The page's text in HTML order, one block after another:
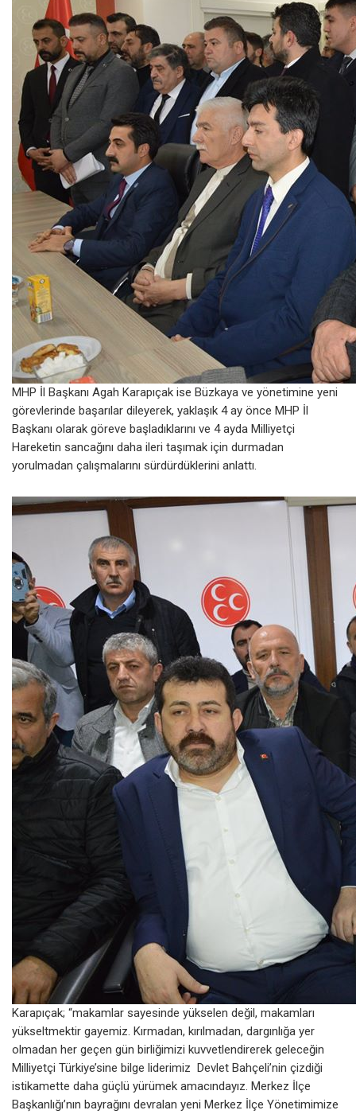
MHP İl Başkanı Agah Karapıçak ise Büzkaya ve yönetimine yeni
görevlerinde başarılar dileyerek, yaklaşık 4 ay önce MHP İl
Başkanı olarak göreve başladıklarını ve 4 ayda Milliyetçi
Hareketin sancağını daha ileri taşımak için durmadan
yorulmadan çalışmalarını sürdürdüklerini anlattı.
Karapıçak; “makamlar sayesinde yükselen değil, makamları
yükseltmektir gayemiz. Kırmadan, kırılmadan, dargınlığa yer
olmadan her geçen gün birliğimizi kuvvetlendirerek geleceğin
Milliyetçi Türkiye’sine bilge liderimiz Devlet Bahçeli’nin çizdiği
istikamette daha güçlü yürümek amacındayız. Merkez İlçe
Başkanlığı’nın bayrağını devralan yeni Merkez İlçe Yönetimimize